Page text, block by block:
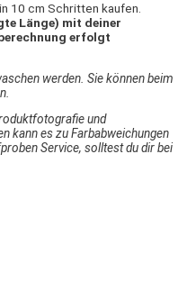
10 cm Schritten kaufen.
Länge) mit deiner
erfolgt
werden. Sie können beim
und
kann es zu Farbabweichungen
Service, solltest du dir bei